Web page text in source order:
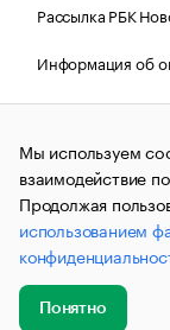
Рассылка РБК
Информация об
Правовая
© АО
и материалы
связи,
коммуникаций
№ФС77-63848)
публикации
не
до 18 лет.
Мы используем
взаимодействие
Продолжая
использованием
Понятно